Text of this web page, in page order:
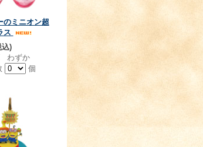
のミニオン超
ス
込)
わずか
個